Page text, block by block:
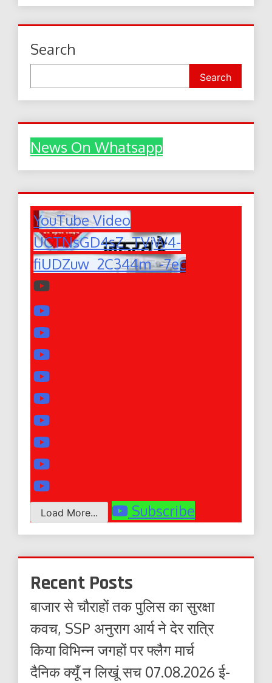
Search
Search
News On Whatsapp
YouTube Video
UCTNsGD4sZ_TVjW4-
fiUDZuw_2C344m_-7ec
Load More... Subscribe
Recent Posts
बाजार से चौराहों तक पुलिस का सुरक्षा
कवच, SSP अनुराग आर्य ने देर रात्रि
किया विभिन्न जगहों पर फ्लैग मार्च
दैनिक क्यूँ न लिखूं सच 07.08.2026 ई-